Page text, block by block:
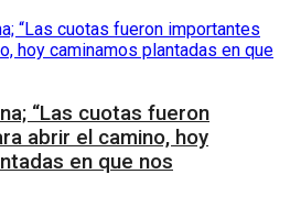
“Las cuotas fueron
abrir el camino, hoy
en que nos